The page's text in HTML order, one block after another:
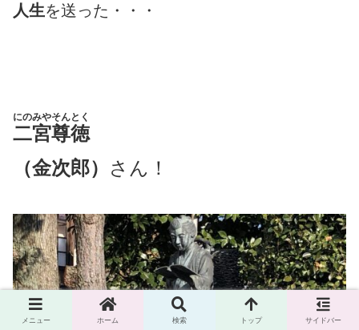
人生を送った・・・
二宮尊徳
にのみやそんとく
（金次郎） さん！
メニュー ホーム 検索 トップ サイドバー